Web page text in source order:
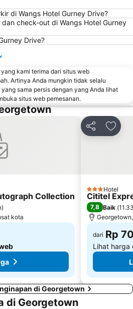
di Wangs Hotel Gurney Drive?
check-out di Wangs Hotel Gurney
Drive?
kami terima dari situs web
Artinya Anda mungkin tidak selalu
sama persis dengan yang Anda lihat
situs web pemesanan.
Collection
)
kota
Bagikan
3 Bintang
Hotel
Cititel
7,8 Baik (
dari Rp
Lihat
di Georgetown
di Georgetown